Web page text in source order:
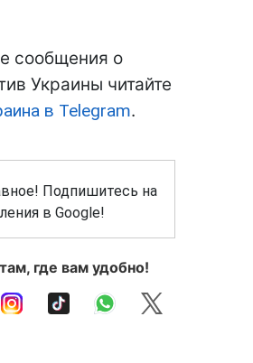
сообщения о
Украины читайте
в Telegram.
Подпишитесь на
в Google!
где вам удобно!